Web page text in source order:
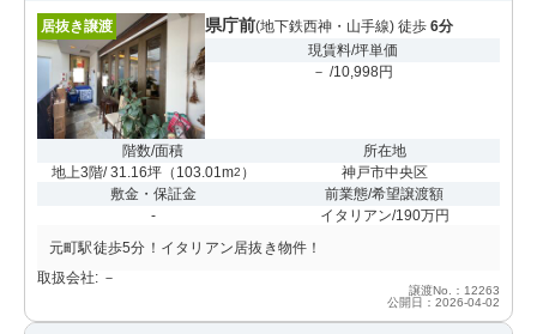
居抜き譲渡 県庁前(地下鉄西神・山手線) 徒歩 6分
現賃料/坪単価
－ /10,998円
階数/面積
地上3階/ 31.16坪（ 103.01m2 ）
所在地
神戸市中央区
敷金・保証金
-
前業態/希望譲渡額
イタリアン/190万円
元町駅徒歩5分！イタリアン居抜き物件！
取扱会社: －
譲渡No.：12263
公開日：2026-04-02